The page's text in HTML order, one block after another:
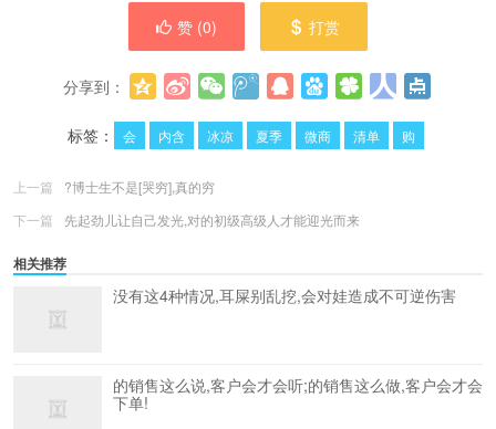
赞 (0) 打赏
分享到：
标签：
会 内含 冰凉 夏季 微商 清单 购
上一篇
?博士生不是[哭穷],真的穷
下一篇
先起劲儿让自己发光,对的初级高级人才能迎光而来
相关推荐
没有这4种情况,耳屎别乱挖,会对娃造成不可逆伤害
的销售这么说,客户会才会听;的销售这么做,客户会才会
下单!